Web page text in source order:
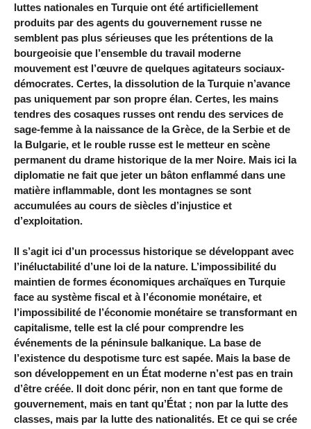
luttes nationales en Turquie ont été artificiellement
produits par des agents du gouvernement russe ne
semblent pas plus sérieuses que les prétentions de la
bourgeoisie que l’ensemble du travail moderne
mouvement est l’œuvre de quelques agitateurs sociaux-
démocrates. Certes, la dissolution de la Turquie n’avance
pas uniquement par son propre élan. Certes, les mains
tendres des cosaques russes ont rendu des services de
sage-femme à la naissance de la Grèce, de la Serbie et de
la Bulgarie, et le rouble russe est le metteur en scène
permanent du drame historique de la mer Noire. Mais ici la
diplomatie ne fait que jeter un bâton enflammé dans une
matière inflammable, dont les montagnes se sont
accumulées au cours de siècles d’injustice et
d’exploitation.
Il s’agit ici d’un processus historique se développant avec
l’inéluctabilité d’une loi de la nature. L’impossibilité du
maintien de formes économiques archaïques en Turquie
face au système fiscal et à l’économie monétaire, et
l’impossibilité de l’économie monétaire se transformant en
capitalisme, telle est la clé pour comprendre les
événements de la péninsule balkanique. La base de
l’existence du despotisme turc est sapée. Mais la base de
son développement en un État moderne n’est pas en train
d’être créée. Il doit donc périr, non en tant que forme de
gouvernement, mais en tant qu’État ; non par la lutte des
classes, mais par la lutte des nationalités. Et ce qui se crée